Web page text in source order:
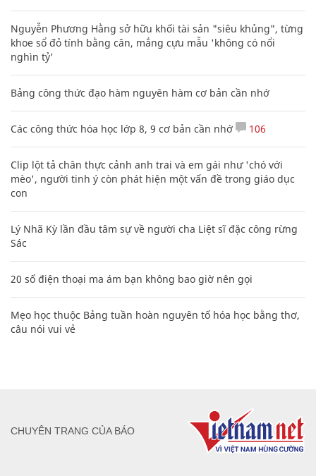
Nguyễn Phương Hằng sở hữu khối tài sản "siêu khủng", từng
khoe sổ đỏ tính bằng cân, mắng cựu mẫu 'không có nổi
nghìn tỷ'
Bảng công thức đạo hàm nguyên hàm cơ bản cần nhớ
Các công thức hóa học lớp 8, 9 cơ bản cần nhớ 106
Clip lột tả chân thực cảnh anh trai và em gái như 'chó với
mèo', người tinh ý còn phát hiện một vấn đề trong giáo dục
con
Lý Nhã Kỳ lần đầu tâm sự về người cha Liệt sĩ đặc công rừng
Sác
20 số điện thoại ma ám bạn không bao giờ nên gọi
Mẹo học thuộc Bảng tuần hoàn nguyên tố hóa học bằng thơ,
câu nói vui vẻ
CHUYÊN TRANG CỦA BÁO